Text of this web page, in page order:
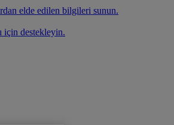
elde edilen bilgileri sunun.
için destekleyin.